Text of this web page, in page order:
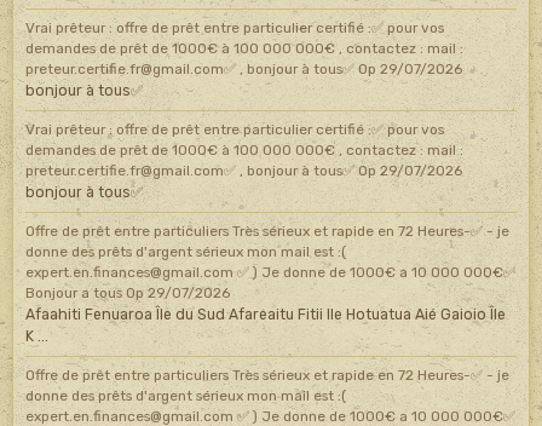
Vrai prêteur : offre de prêt entre particulier certifié :✅ pour vos
demandes de prêt de 1000€ à 100 000 000€ , contactez : mail :
preteur.certifie.fr@gmail.com✅ , bonjour à tous✅ Op 29/07/2026
bonjour à tous✅
Vrai prêteur : offre de prêt entre particulier certifié :✅ pour vos
demandes de prêt de 1000€ à 100 000 000€ , contactez : mail :
preteur.certifie.fr@gmail.com✅ , bonjour à tous✅ Op 29/07/2026
bonjour à tous✅
Offre de prêt entre particuliers Très sérieux et rapide en 72 Heures-✅ - je
donne des prêts d'argent sérieux mon mail est :(
expert.en.finances@gmail.com ✅ ) Je donne de 1000€ a 10 000 000€✅
Bonjour a tous Op 29/07/2026
Afaahiti Fenuaroa Île du Sud Afareaitu Fitii Ile Hotuatua Aié Gaioio Île
K ...
Offre de prêt entre particuliers Très sérieux et rapide en 72 Heures-✅ - je
donne des prêts d'argent sérieux mon mail est :(
expert.en.finances@gmail.com ✅ ) Je donne de 1000€ a 10 000 000€✅